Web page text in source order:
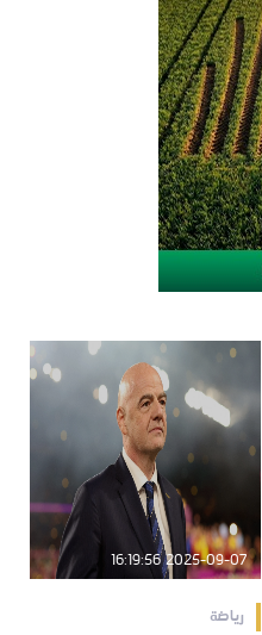
2025-09-07 16:19:56
رياضة